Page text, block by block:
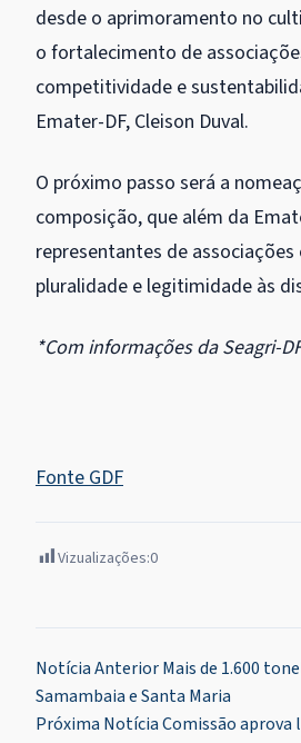
desde o aprimoramento no
o fortalecimento de
competitividade e
Emater-DF, Cleison Duval.
O próximo passo será a
composição, que além da
representantes de
pluralidade e legitimidade às
*Com informações da Seagri-
Fonte GDF
Vizualizações:0
Navegação
de
Notícia AnteriorMais de 1.600
Samambaia e Santa Maria
Próxima NotíciaComissão